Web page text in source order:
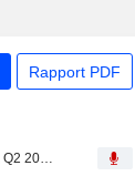
Rapport PDF
Transcript : OMV Aktiengesellschaft, Q2 2026 Earnings Call, Jul 31, 2026